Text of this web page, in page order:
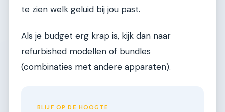
te zien welk geluid bij jou past.
Als je budget erg krap is, kijk dan naar
refurbished modellen of bundles
(combinaties met andere apparaten).
BLIJF OP DE HOOGTE